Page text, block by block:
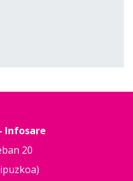
Infosare
20